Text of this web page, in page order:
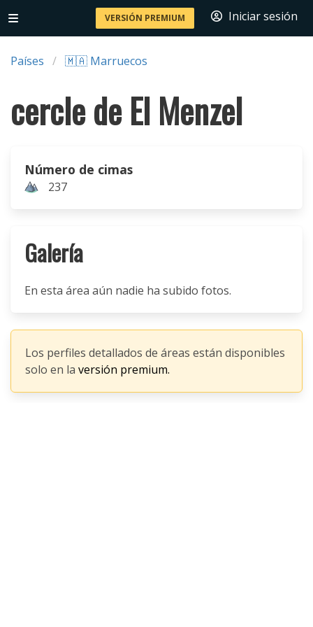
VERSIÓN PREMIUM Iniciar sesión
Países 🇲🇦 Marruecos
cercle de El Menzel
Número de cimas
237
Galería
En esta área aún nadie ha subido fotos.
Los perfiles detallados de áreas están disponibles
solo en la versión premium.